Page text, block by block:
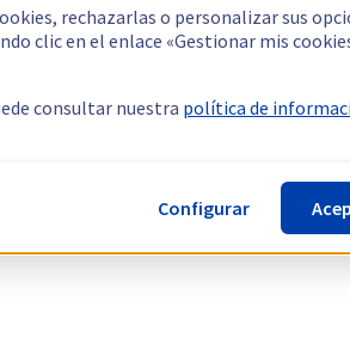
rechazarlas o personalizar sus
clic en el enlace «Gestionar mis
consultar nuestra política de
Configurar